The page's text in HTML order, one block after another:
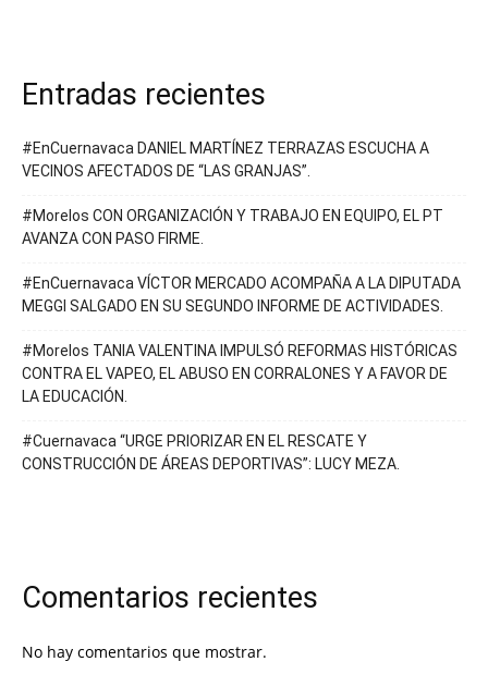
Entradas recientes
#EnCuernavaca DANIEL MARTÍNEZ TERRAZAS ESCUCHA A
VECINOS AFECTADOS DE “LAS GRANJAS”.
#Morelos CON ORGANIZACIÓN Y TRABAJO EN EQUIPO, EL PT
AVANZA CON PASO FIRME.
#EnCuernavaca VÍCTOR MERCADO ACOMPAÑA A LA DIPUTADA
MEGGI SALGADO EN SU SEGUNDO INFORME DE ACTIVIDADES.
#Morelos TANIA VALENTINA IMPULSÓ REFORMAS HISTÓRICAS
CONTRA EL VAPEO, EL ABUSO EN CORRALONES Y A FAVOR DE
LA EDUCACIÓN.
#Cuernavaca “URGE PRIORIZAR EN EL RESCATE Y
CONSTRUCCIÓN DE ÁREAS DEPORTIVAS”: LUCY MEZA.
Comentarios recientes
No hay comentarios que mostrar.